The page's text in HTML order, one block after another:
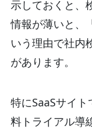
示しておくと、
情報が薄いと、
いう理由で社内
があります。
特にSaaSサイ
料トライアル導